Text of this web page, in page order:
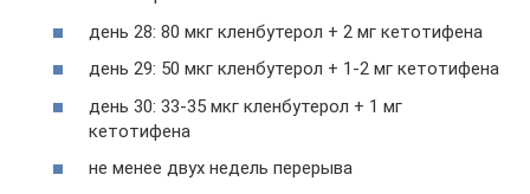
день 28: 80 мкг кленбутерол + 2 мг кетотифена
день 29: 50 мкг кленбутерол + 1-2 мг кетотифена
день 30: 33-35 мкг кленбутерол + 1 мг
кетотифена
не менее двух недель перерыва